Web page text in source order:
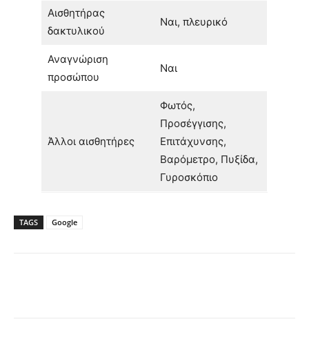
Αισθητήρας
δακτυλικού
Ναι, πλευρικό
Αναγνώριση
προσώπου
Ναι
Άλλοι αισθητήρες
Φωτός,
Προσέγγισης,
Επιτάχυνσης,
Βαρόμετρο, Πυξίδα,
Γυροσκόπιο
TAGS Google